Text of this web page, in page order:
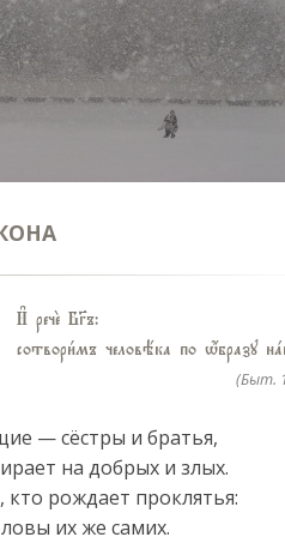
И# речE БGъ:
сотвори1мъ человёка по w4бразу
(Быт.
— сёстры и братья,
на добрых и злых.
рождает проклятья:
их же самих.